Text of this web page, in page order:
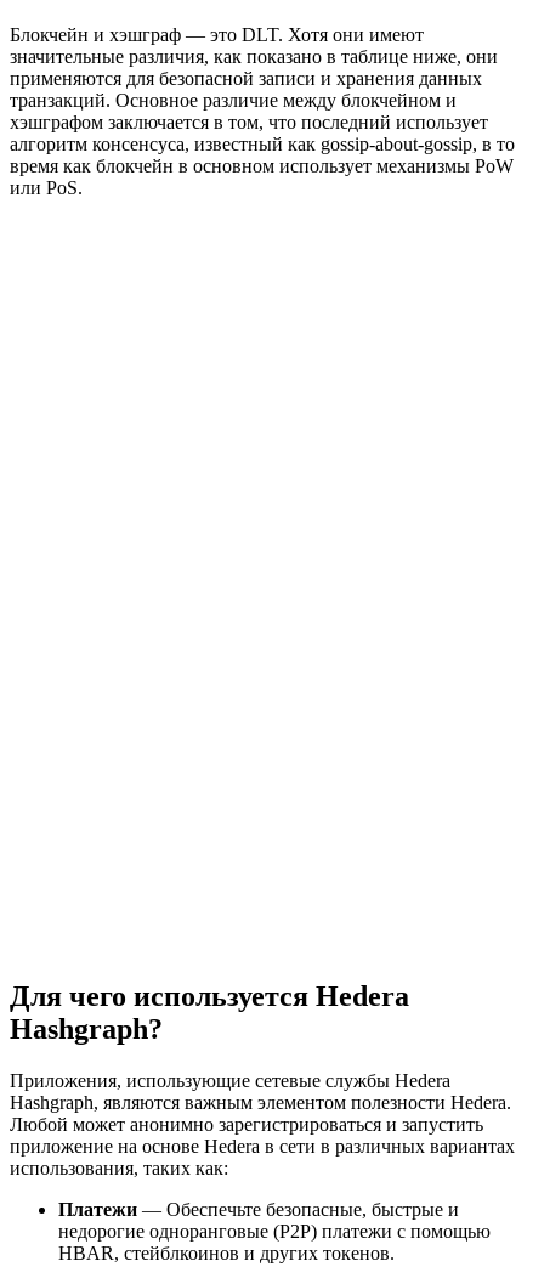
Блокчейн и хэшграф — это DLT. Хотя они имеют
значительные различия, как показано в таблице ниже, они
применяются для безопасной записи и хранения данных
транзакций. Основное различие между блокчейном и
хэшграфом заключается в том, что последний использует
алгоритм консенсуса, известный как gossip-about-gossip, в то
время как блокчейн в основном использует механизмы PoW
или PoS.
Для чего используется Hedera
Hashgraph?
Приложения, использующие сетевые службы Hedera
Hashgraph, являются важным элементом полезности Hedera.
Любой может анонимно зарегистрироваться и запустить
приложение на основе Hedera в сети в различных вариантах
использования, таких как:
Платежи — Обеспечьте безопасные, быстрые и
недорогие одноранговые (P2P) платежи с помощью
HBAR, стейблкоинов и других токенов.